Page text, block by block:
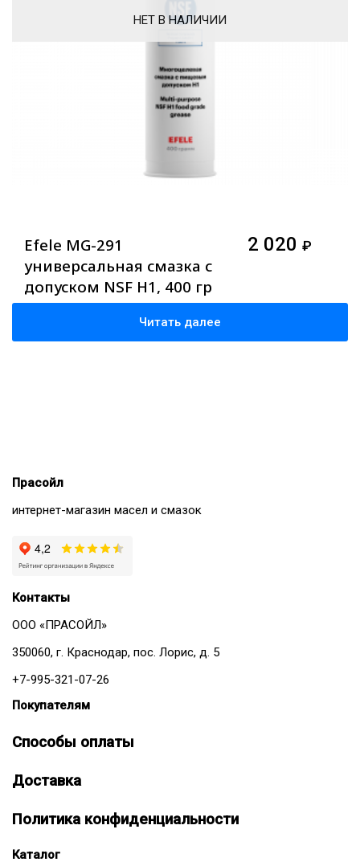
НЕТ В НАЛИЧИИ
Efele MG-291
универсальная смазка с
допуском NSF H1, 400 гр
2 020 ₽
Читать далее
Прасойл
интернет-магазин масел и смазок
Контакты
ООО «ПРАСОЙЛ»
350060, г. Краснодар, пос. Лорис, д. 5
+7-995-321-07-26
Покупателям
Способы оплаты
Доставка
Политика конфиденциальности
Каталог